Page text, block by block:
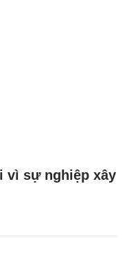
vì sự nghiệp xây